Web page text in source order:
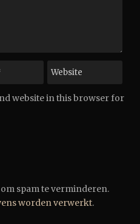
website in this browser for
spam te verminderen.
worden verwerkt.